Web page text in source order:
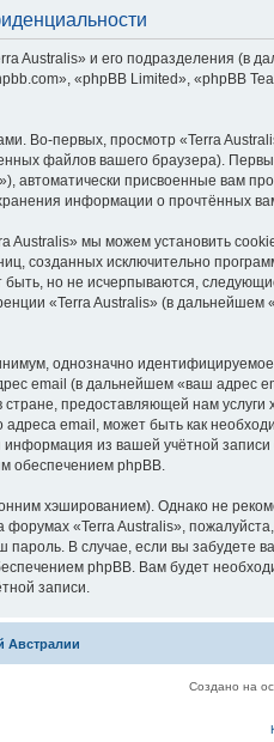
Australis» и его подразделения
«phpBB Limited», «phpBB
Во-первых, просмотр «Terra
файлов вашего браузера).
автоматически присвоенные вам
информации о прочтённых
Australis» мы можем установить
созданных исключительно
но не исчерпываются,
«Terra Australis» (в
однозначно
email (в дальнейшем «ваш адрес
предоставляющей нам
email, может быть как
информация из вашей учётной
обеспечением phpBB.
хэшированием). Однако не
«Terra Australis»,
пароль. В случае, если вы
phpBB. Вам будет
записи.
Австралии
Создано на